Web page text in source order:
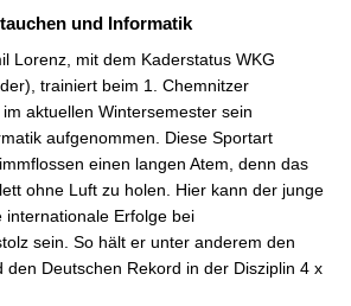
und Informatik
Lorenz, mit dem Kaderstatus WKG
trainiert beim 1. Chemnitzer
aktuellen Wintersemester sein
aufgenommen. Diese Sportart
einen langen Atem, denn das
ohne Luft zu holen. Hier kann der junge
internationale Erfolge bei
sein. So hält er unter anderem den
den Deutschen Rekord in der Disziplin 4 x